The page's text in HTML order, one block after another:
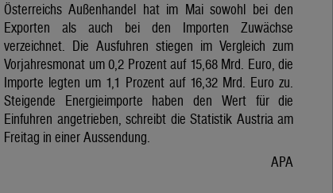
Österreichs Außenhandel hat im Mai sowohl bei den
Exporten als auch bei den Importen Zuwächse
verzeichnet. Die Ausfuhren stiegen im Vergleich zum
Vorjahresmonat um 0,2 Prozent auf 15,68 Mrd. Euro, die
Importe legten um 1,1 Prozent auf 16,32 Mrd. Euro zu.
Steigende Energieimporte haben den Wert für die
Einfuhren angetrieben, schreibt die Statistik Austria am
Freitag in einer Aussendung.
APA